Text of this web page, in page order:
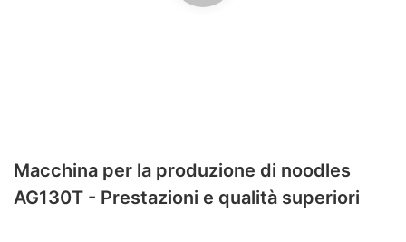
Macchina per la produzione di noodles
AG130T - Prestazioni e qualità superiori